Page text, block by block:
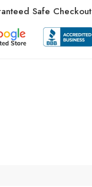
Safe Checkout